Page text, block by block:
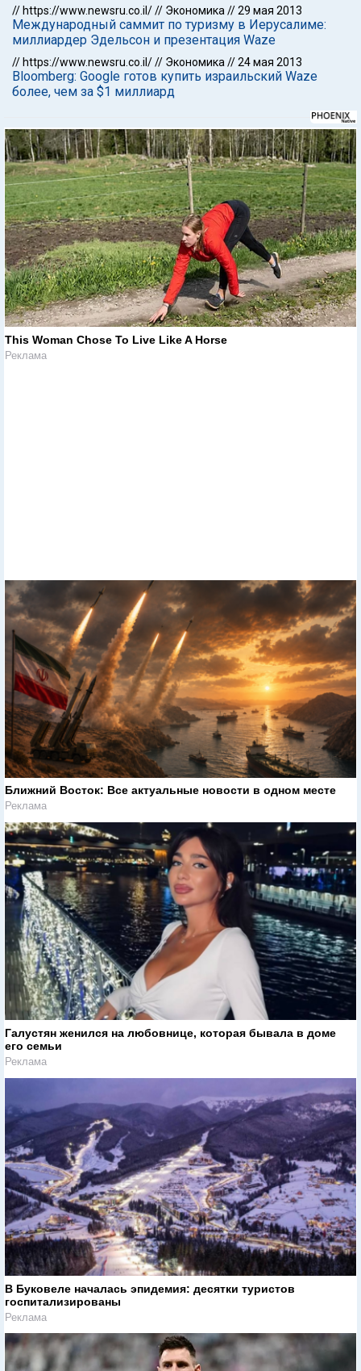
// https://www.newsru.co.il/// Экономика //29 мая 2013
Международный саммит по туризму в Иерусалиме:
миллиардер Эдельсон и презентация Waze
// https://www.newsru.co.il/// Экономика //24 мая 2013
Bloomberg: Google готов купить израильский Waze
более, чем за $1 миллиард
This Woman Chose To Live Like A Horse
Реклама
Ближний Восток: Все актуальные новости в одном месте
Реклама
Галустян женился на любовнице, которая бывала в доме
его семьи
Реклама
В Буковеле началась эпидемия: десятки туристов
госпитализированы
Реклама